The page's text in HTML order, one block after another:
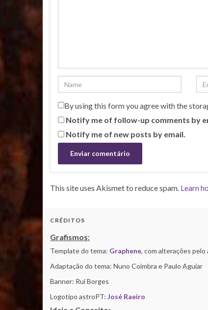
By using this form you agree with the
Notify me of follow-up comments by
Notify me of new posts by email.
This site uses Akismet to reduce spam. Learn
CRÉDITOS
Grafismos:
Template do tema: Graphene, com alterações
Adaptação do tema: Nuno Coimbra e Paulo Aguiar
Banner: Rui Borges
Logotipo astroPT: José Raeiro